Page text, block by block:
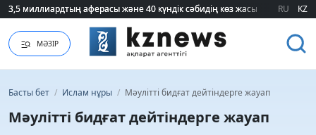
3,5 миллиардтың аферасы және 40 күндік сәбидің көз жасы:
3,5 миллиардтың аферасы және 40 күндік сәбидің көз жасы: RU KZ
МӘЗІР
Басты бет / Ислам нұры / Мәулітті бидғат дейтіндерге жауап
Мәулітті бидғат дейтіндерге жауап